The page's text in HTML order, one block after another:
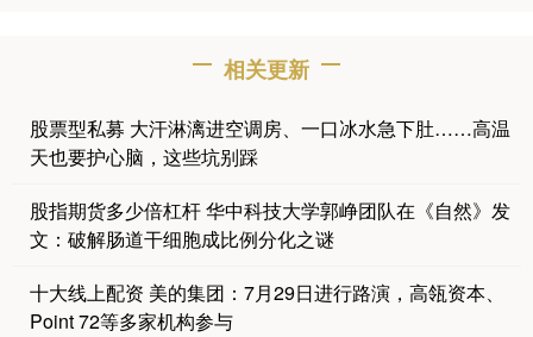
相关更新
股票型私募 大汗淋漓进空调房、一口冰水急下肚……高温
天也要护心脑，这些坑别踩
股指期货多少倍杠杆 华中科技大学郭峥团队在《自然》发
文：破解肠道干细胞成比例分化之谜
十大线上配资 美的集团：7月29日进行路演，高瓴资本、
Point 72等多家机构参与